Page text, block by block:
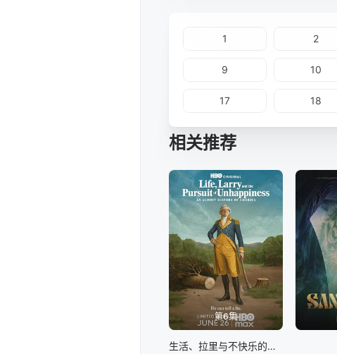
1 2
9 10
17 18
相关推荐
第6集
生活、拉里与不快乐的追求：一部美国史